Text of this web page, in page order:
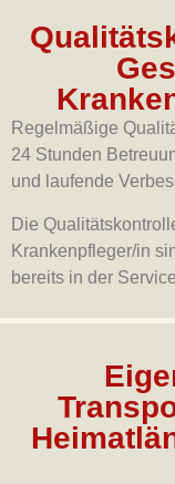
Regelmäßige
24 Stunden
und laufende
Die
Krankenpfleger/in
bereits in der